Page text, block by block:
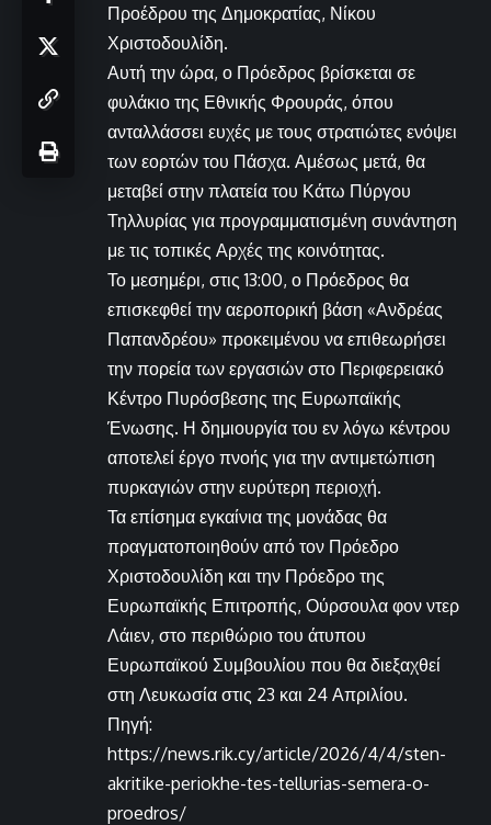
Προέδρου της Δημοκρατίας, Νίκου
Χριστοδουλίδη.
Αυτή την ώρα, ο Πρόεδρος βρίσκεται σε
φυλάκιο της Εθνικής Φρουράς, όπου
ανταλλάσσει ευχές με τους στρατιώτες ενόψει
των εορτών του Πάσχα. Αμέσως μετά, θα
μεταβεί στην πλατεία του Κάτω Πύργου
Τηλλυρίας για προγραμματισμένη συνάντηση
με τις τοπικές Αρχές της κοινότητας.
Το μεσημέρι, στις 13:00, ο Πρόεδρος θα
επισκεφθεί την αεροπορική βάση «Ανδρέας
Παπανδρέου» προκειμένου να επιθεωρήσει
την πορεία των εργασιών στο Περιφερειακό
Κέντρο Πυρόσβεσης της Ευρωπαϊκής
Ένωσης. Η δημιουργία του εν λόγω κέντρου
αποτελεί έργο πνοής για την αντιμετώπιση
πυρκαγιών στην ευρύτερη περιοχή.
Τα επίσημα εγκαίνια της μονάδας θα
πραγματοποιηθούν από τον Πρόεδρο
Χριστοδουλίδη και την Πρόεδρο της
Ευρωπαϊκής Επιτροπής, Ούρσουλα φον ντερ
Λάιεν, στο περιθώριο του άτυπου
Ευρωπαϊκού Συμβουλίου που θα διεξαχθεί
στη Λευκωσία στις 23 και 24 Απριλίου.
Πηγή:
https://news.rik.cy/article/2026/4/4/sten-
akritike-periokhe-tes-tellurias-semera-o-
proedros/